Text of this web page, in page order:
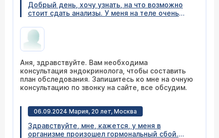
Добрый день, хочу узнать, на что возможно
стоит сдать анализы. У меня на теле очень
такого ни у кого нет. Сильно потею и
неприятно пахну, причем это не зависит от
одежды или погоды, даже выйдя из душа
лице и немного на спине соскакивают
подкожные болючие прыщи, от которых
остаются темные пятна, при том что я их не
трогаю. Ну и похудеть не могу много лет.
месте, но для моего роста нормальный в
целом, сколько объем, спортом занималась, на
диетах сидела - ничего не помогло.
Аня, здравствуйте. Вам необходима
консультация эндокринолога, чтобы составить
план обследования. Запишитесь ко мне на очную
консультацию по звонку на сайте, все обсудим.
06.09.2024 Мария, 20 лет, Москва
Здравствуйте, мне, кажется, у меня в
организме произошел гормональный сбой.